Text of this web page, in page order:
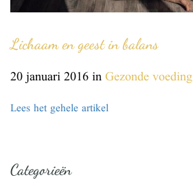
Lichaam en geest in balans
20 januari 2016inGezonde voeding
Lees het gehele artikel
Categorieën